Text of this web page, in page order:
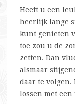
Heeft u een
heerlijk lange
kunt genieten
toe zou u de
zetten. Dan
alsmaar
daar te volgen.
lossen met